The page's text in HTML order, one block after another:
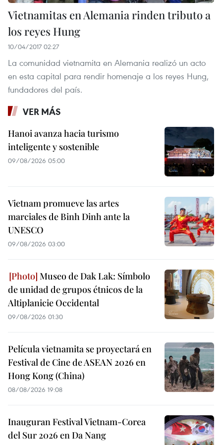
Vietnamitas en Alemania rinden tributo a
los reyes Hung
10/04/2017 02:27
La comunidad vietnamita en Alemania realizó un acto
en esta capital para rendir homenaje a los reyes Hung,
fundadores del país.
VER MÁS
Hanoi avanza hacia turismo
inteligente y sostenible
09/08/2026 05:00
Vietnam promueve las artes
marciales de Binh Dinh ante la
UNESCO
09/08/2026 03:00
Museo de Dak Lak: Símbolo
de unidad de grupos étnicos de la
Altiplanicie Occidental
09/08/2026 01:30
Película vietnamita se proyectará en
Festival de Cine de ASEAN 2026 en
Hong Kong (China)
08/08/2026 19:08
Inauguran Festival Vietnam-Corea
del Sur 2026 en Da Nang